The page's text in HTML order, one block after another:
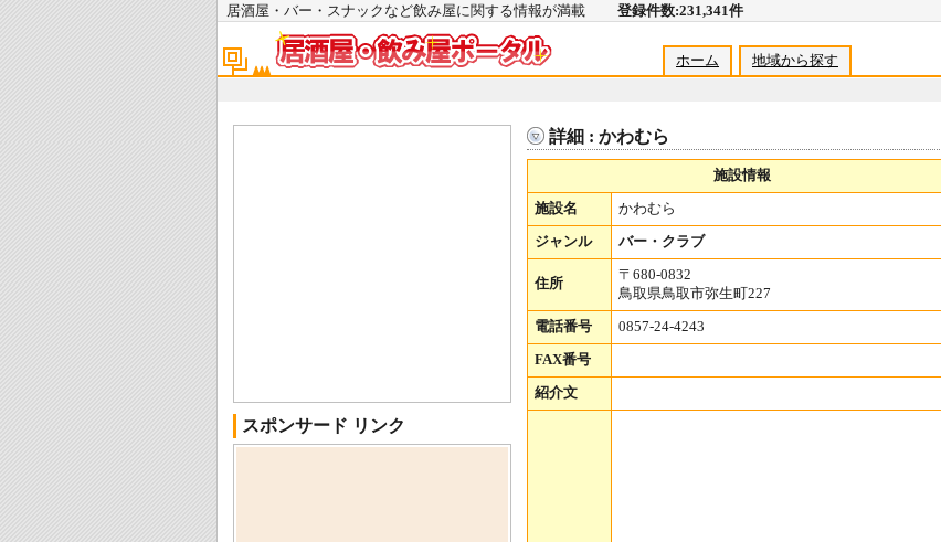
居酒屋・バー・スナックなど飲み屋に関する情報が満載 登録件数:231,341件
ホーム 地域から探す
詳細 : かわむら
施設情報
施設名 かわむら
ジャンル バー・クラブ
住所
〒680-0832
鳥取県鳥取市弥生町227
電話番号 0857-24-4243
FAX番号
紹介文
スポンサード リンク